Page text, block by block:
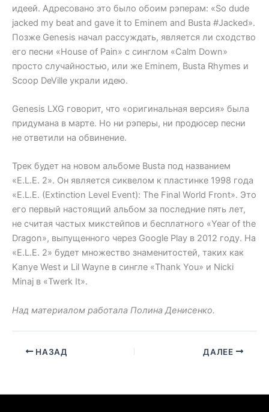
идеей. Адресовано это было обоим рэперам: «So dude
jacked my beat and gave it to Eminem and Busta #Jacked».
Позже Genesis начал рассуждать, является ли сходство
его песни «House of Pain» с синглом «Calm Down»
просто случайностью, или же Eminem, Busta Rhymes и
Scoop DeVille украли идею.
Genesis LXG говорит, что «оригинальная версия» была
придумана в марте. Но ни рэперы, ни продюсер песни
не ответили на обвинение.
Трек будет на новом альбоме Busta под названием
«E.L.E. 2». Он является сиквелом к пластинке 1998 года
«E.L.E. (Extinction Level Event): The Final World Front». Это
его первый настоящий альбом за последние пять лет,
не считая частых микстейпов и бесплатного «Year of the
Dragon», выпущенного через Google Play в 2012 году. На
«E.L.E. 2» будет множество знаменитостей, таких как
Kanye West и Lil Wayne в сингле «Thank You» и Nicki
Minaj в «Twerk It».
Над материалом работала Полина Денисенко.
НАЗАД ДАЛЕЕ